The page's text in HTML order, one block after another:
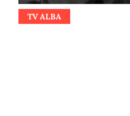
TV ALBA